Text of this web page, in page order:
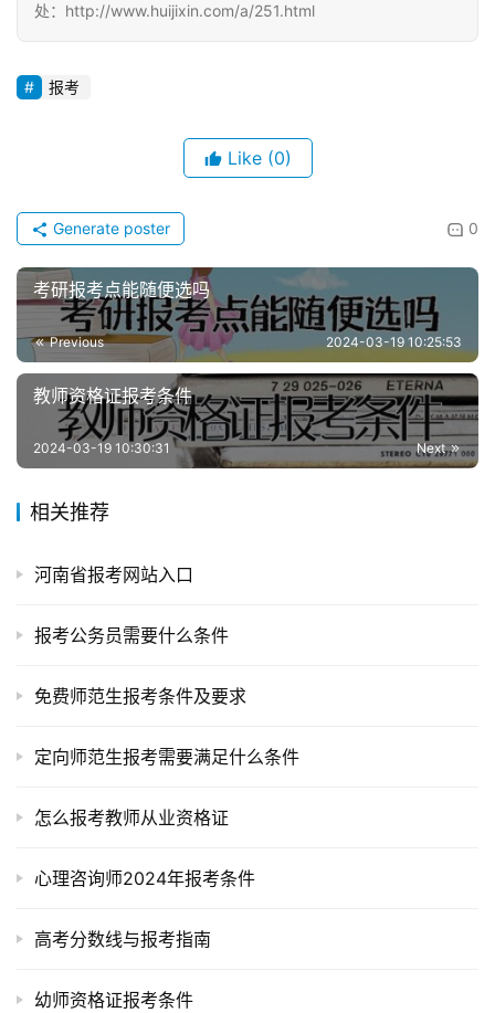
处：http://www.huijixin.com/a/251.html
报考
Like (0)
0
Generate poster
考研报考点能随便选吗
Previous 2024-03-19 10:25:53
教师资格证报考条件
Next
2024-03-19 10:30:31
相关推荐
河南省报考网站入口
报考公务员需要什么条件
免费师范生报考条件及要求
定向师范生报考需要满足什么条件
怎么报考教师从业资格证
心理咨询师2024年报考条件
高考分数线与报考指南
幼师资格证报考条件